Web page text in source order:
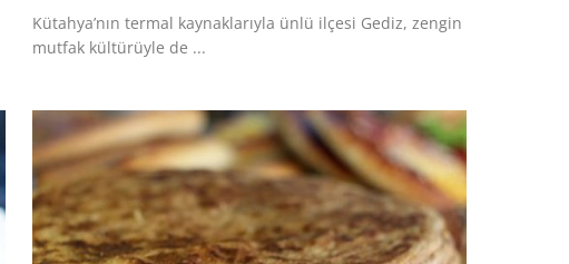
Kütahya’nın termal kaynaklarıyla ünlü ilçesi Gediz, zengin
mutfak kültürüyle de ...